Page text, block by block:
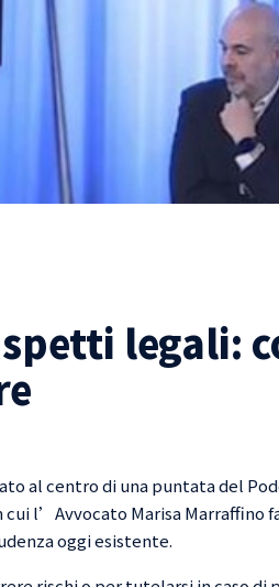
legali:
al centro di una puntata del
cui l’Avvocato Marisa Marraffino
oggi esistente.